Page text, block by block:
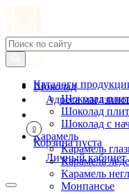
Шоколад
Шоколад
Шоколад
Шоколад с
Карамель
Карамель
Карамель
Карамель
Монпансье
Каталоги
Адреса
0
Корзина пуста
Личный кабинет